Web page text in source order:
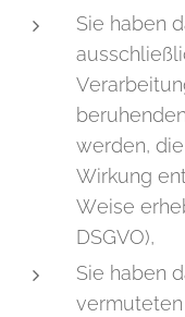
Sie haben
werden,
Wirkung
Weise
DSGVO),
Sie haben